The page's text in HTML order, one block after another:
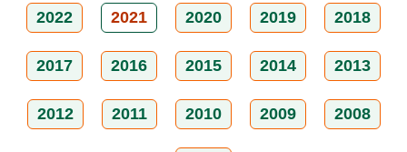
2022 2021 2020 2019 2018
2017 2016 2015 2014 2013
2012 2011 2010 2009 2008